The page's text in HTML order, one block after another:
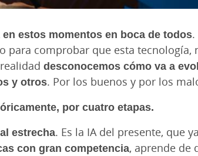
en estos momentos en boca de todos
para comprobar que esta tecnología,
desconocemos cómo va a
y otros. Por los buenos y por los
por cuatro etapas.
estrecha. Es la IA del presente, que
con gran competencia, aprende de